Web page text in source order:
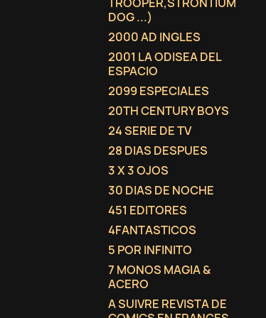
DOG ...)
2000 AD INGLES
2001 LA ODISEA DEL
ESPACIO
2099 ESPECIALES
20TH CENTURY BOYS
24 SERIE DE TV
28 DIAS DESPUES
3 X 3 OJOS
30 DIAS DE NOCHE
451 EDITORES
4FANTASTICOS
5 POR INFINITO
7 MONOS MAGIA &
ACERO
A SUIVRE REVISTA DE